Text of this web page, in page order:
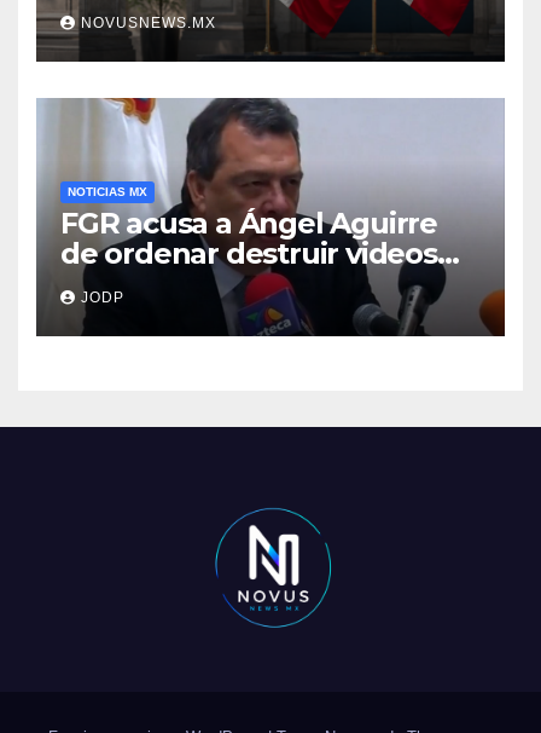
NOVUSNEWS.MX
NOTICIAS MX
FGR acusa a Ángel Aguirre
de ordenar destruir videos
clave del caso Ayotzinapa
JODP